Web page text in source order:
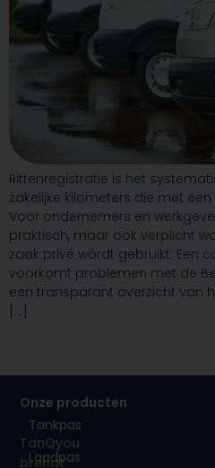
Rittenregistratie is het
zakelijke kilometers die met
Voor ondernemers en
praktisch, maar ook verplicht
zaak privé wordt gebruikt. Een
voorkomt problemen met de
een transparant overzicht van
[…]
TanQyou
brengt
Onze producten
Tankpas
Laadpas